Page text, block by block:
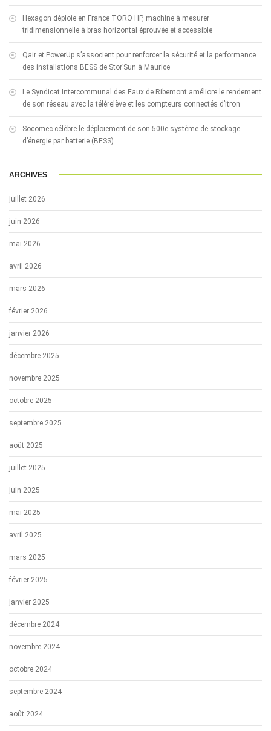
Hexagon déploie en France TORO HP, machine à mesurer
tridimensionnelle à bras horizontal éprouvée et accessible
Qair et PowerUp s’associent pour renforcer la sécurité et la performance
des installations BESS de Stor’Sun à Maurice
Le Syndicat Intercommunal des Eaux de Ribemont améliore le rendement
de son réseau avec la télérelève et les compteurs connectés d’Itron
Socomec célèbre le déploiement de son 500e système de stockage
d’énergie par batterie (BESS)
ARCHIVES
juillet 2026
juin 2026
mai 2026
avril 2026
mars 2026
février 2026
janvier 2026
décembre 2025
novembre 2025
octobre 2025
septembre 2025
août 2025
juillet 2025
juin 2025
mai 2025
avril 2025
mars 2025
février 2025
janvier 2025
décembre 2024
novembre 2024
octobre 2024
septembre 2024
août 2024